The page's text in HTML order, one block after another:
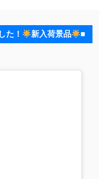
た！ 新入荷景品 ■